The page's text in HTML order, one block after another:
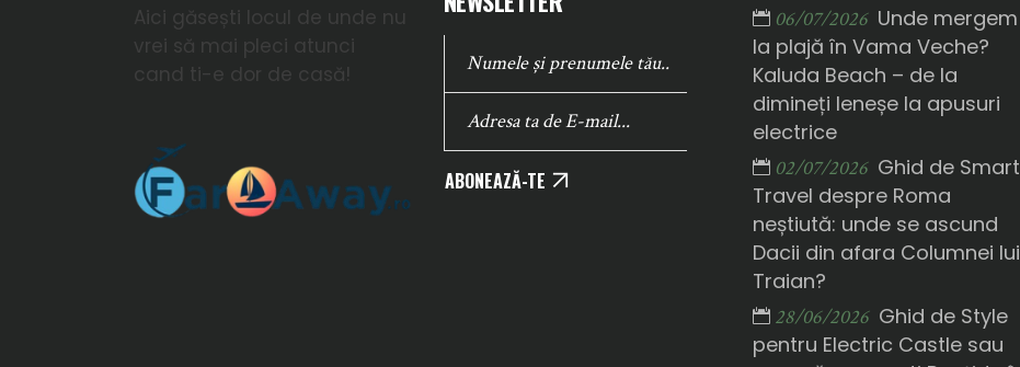
Aici găsești locul de unde nu
vrei să mai pleci atunci
cand ti-e dor de casă!
ABONEAZĂ-TE
06/07/2026 Unde mergem
la plajă în Vama Veche?
Kaluda Beach – de la
dimineți leneșe la apusuri
electrice
02/07/2026 Ghid de Smart
Travel despre Roma
neștiută: unde se ascund
Dacii din afara Columnei lui
Traian?
28/06/2026 Ghid de Style
pentru Electric Castle sau